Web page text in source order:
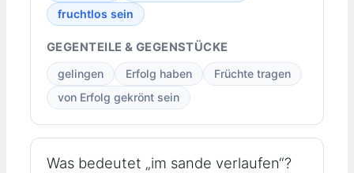
fruchtlos sein
GEGENTEILE & GEGENSTÜCKE
gelingen Erfolg haben
Früchte tragen
von Erfolg gekrönt sein
Was bedeutet „im sande verlaufen“?